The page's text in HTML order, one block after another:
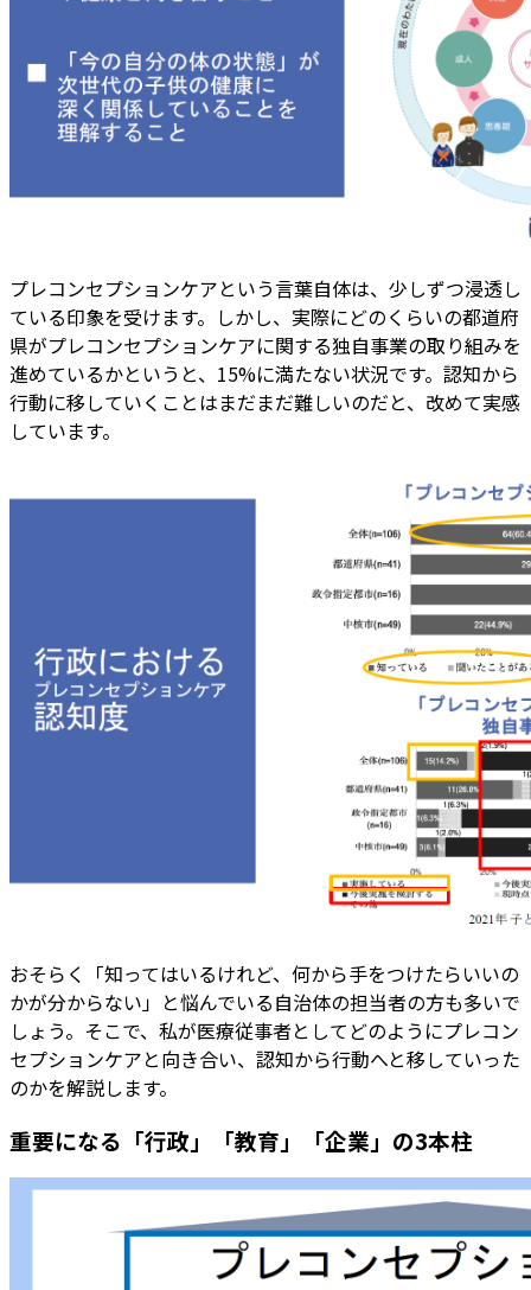
プレコンセプションケアという言葉自体は、少しずつ浸透し
ている印象を受けます。しかし、実際にどのくらいの都道府
県がプレコンセプションケアに関する独自事業の取り組みを
進めているかというと、15%に満たない状況です。認知から
行動に移していくことはまだまだ難しいのだと、改めて実感
しています。
おそらく「知ってはいるけれど、何から手をつけたらいいの
かが分からない」と悩んでいる自治体の担当者の方も多いで
しょう。そこで、私が医療従事者としてどのようにプレコン
セプションケアと向き合い、認知から行動へと移していった
のかを解説します。
重要になる「行政」「教育」「企業」の3本柱